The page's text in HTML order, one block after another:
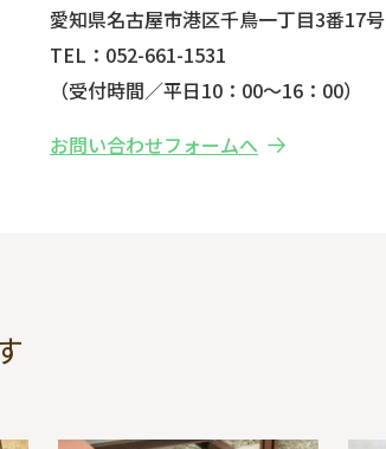
愛知県名古屋市港区千鳥一丁目3番17号
TEL：052-661-1531
（受付時間／平日10：00～16：00）
お問い合わせフォームへ